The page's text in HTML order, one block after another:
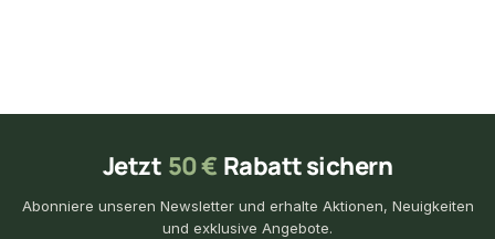
Jetzt 50 € Rabatt sichern
Abonniere unseren Newsletter und erhalte Aktionen, Neuigkeiten
und exklusive Angebote.